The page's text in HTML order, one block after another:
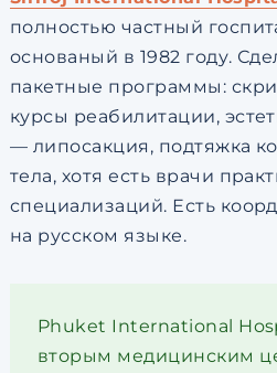
полностью частный
основаный в 1982 году.
пакетные программы:
курсы реабилитации,
— липосакция, подтяжка
тела, хотя есть врачи
специализаций. Есть
на русском языке.
Phuket International
вторым медицинским